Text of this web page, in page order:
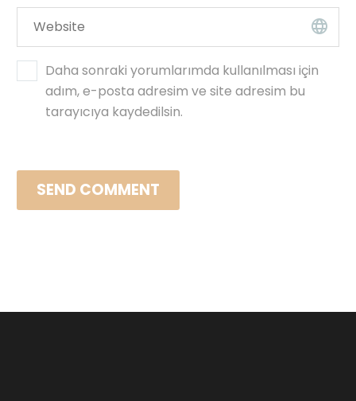
Daha sonraki yorumlarımda kullanılması için
adım, e-posta adresim ve site adresim bu
tarayıcıya kaydedilsin.
SEND COMMENT